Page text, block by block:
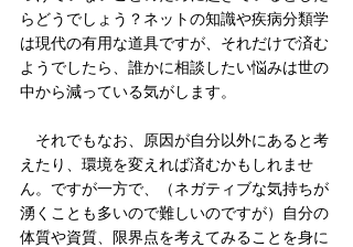
らどうでしょう？ネットの知識や疾病分類学
は現代の有用な道具ですが、それだけで済む
ようでしたら、誰かに相談したい悩みは世の
中から減っている気がします。
それでもなお、原因が自分以外にあると考
えたり、環境を変えれば済むかもしれませ
ん。ですが一方で、（ネガティブな気持ちが
湧くことも多いので難しいのですが）自分の
体質や資質、限界点を考えてみることを身に